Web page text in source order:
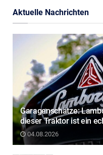
Aktuelle Nachrichten
Garagenschätze:
dieser Traktor ist ein
04.08.2026